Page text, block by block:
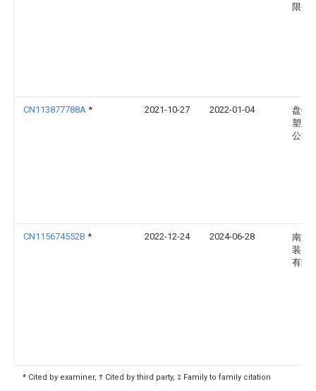
限公
CN113877788A * 2021-10-27 2022-01-04
盘锦
塑业
公司
CN115674552B * 2022-12-24 2024-06-28
南通
装备
有限
* Cited by examiner, † Cited by third party, ‡ Family to family citation